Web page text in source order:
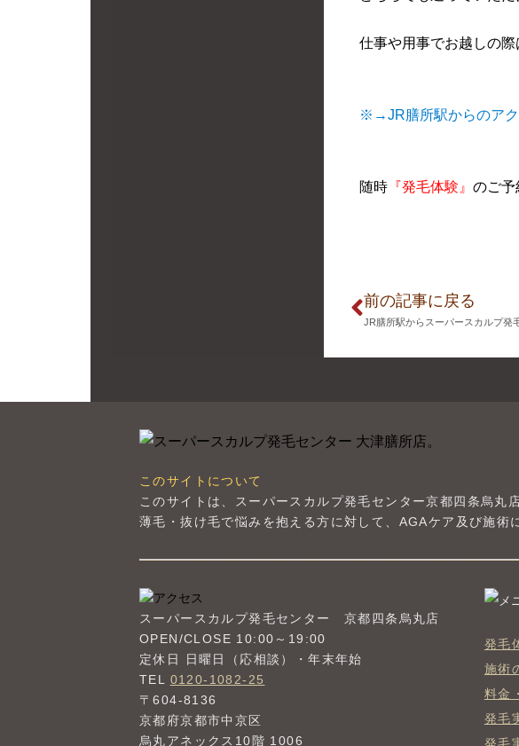
仕事や用事でお越しの際
※→JR膳所駅からのアク
随時 『発毛体験』のご予
前の記事に戻る
JR膳所駅からスーパースカルプ発
このサイトについて
このサイトは、スーパースカルプ発毛センター京都四条烏丸
薄毛・抜け毛で悩みを抱える方に対して、AGAケア及び施術
スーパースカルプ発毛センター 京都四条烏丸店
OPEN/CLOSE 10:00～19:00
定休日 日曜日（応相談）・年末年始
TEL 0120-1082-25
〒604-8136
京都府京都市中京区
烏丸アネックス10階 1006
発毛
施術
料金
発毛